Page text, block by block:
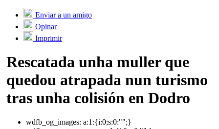
Enviar a un amigo
Opinar
Imprimir
Rescatada unha muller que
quedou atrapada nun turismo
tras unha colisión en Dodro
wdfb_og_images: a:1:{i:0;s:0:"";}